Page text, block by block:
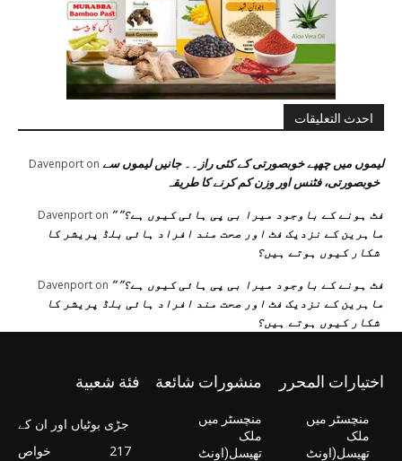
احدث التعليقات
Davenport on لیموں میں چھپے خوبصورتی کے کئی راز۔۔ جانیں لیموں سے
خوبصورتی، فٹنس اور وزن کم کرنے کا طریقہ
Davenport on ” فٹ ہونے کے باوجود میرا بی پی ہائی کیوں ہے؟”
ماہرین کے نزدیک فٹ اور صحت مند افراد ہائی بلڈ پریشر کا
شکار کیوں ہوتے ہیں؟
Davenport on ” فٹ ہونے کے باوجود میرا بی پی ہائی کیوں ہے؟”
ماہرین کے نزدیک فٹ اور صحت مند افراد ہائی بلڈ پریشر کا
شکار کیوں ہوتے ہیں؟
اختيارات المحرر
منچسٹر میں
ملک
تھیسل(اونٹ
منشورات شائعة
منچسٹر میں
ملک
تھیسل(اونٹ
فئة شعبية
جڑی بوٹیاں اور ان کے
خواص
217